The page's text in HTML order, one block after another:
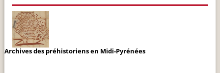
Archives des préhistoriens en Midi-Pyrénées